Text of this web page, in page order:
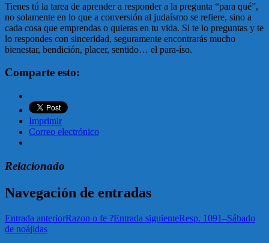
Tienes tú la tarea de aprender a responder a la pregunta “para qué”,
no solamente en lo que a conversión al judaísmo se refiere, sino a
cada cosa que emprendas o quieras en tu vida. Si te lo preguntas y te
lo respondes con sinceridad, seguramente encontrarás mucho
bienestar, bendición, placer, sentido… el para-íso.
Comparte esto:
Imprimir
Correo electrónico
Relacionado
Navegación de entradas
Entrada anteriorRazon o fe ?Entrada siguienteResp. 1091–Sábado
de noájidas